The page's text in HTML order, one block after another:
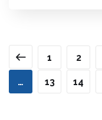
1 2
… 13 14